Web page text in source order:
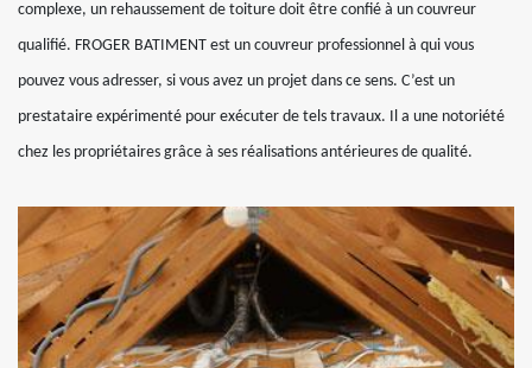
complexe, un rehaussement de toiture doit être confié à un couvreur
qualifié. FROGER BATIMENT est un couvreur professionnel à qui vous
pouvez vous adresser, si vous avez un projet dans ce sens. C’est un
prestataire expérimenté pour exécuter de tels travaux. Il a une notoriété
chez les propriétaires grâce à ses réalisations antérieures de qualité.